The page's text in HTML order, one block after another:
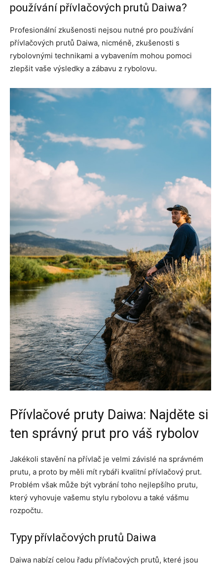
používání přívlačových prutů Daiwa?
Profesionální zkušenosti nejsou nutné pro používání
přívlačových prutů Daiwa, nicméně, zkušenosti s
rybolovnými technikami a vybavením mohou pomoci
zlepšit vaše výsledky a zábavu z rybolovu.
Přívlačové pruty Daiwa: Najděte si
ten správný prut pro váš rybolov
Jakékoli stavění na přívlač je velmi závislé na správném
prutu, a proto by měli mít rybáři kvalitní přívlačový prut.
Problém však může být vybrání toho nejlepšího prutu,
který vyhovuje vašemu stylu rybolovu a také vášmu
rozpočtu.
Typy přívlačových prutů Daiwa
Daiwa nabízí celou řadu přívlačových prutů, které jsou